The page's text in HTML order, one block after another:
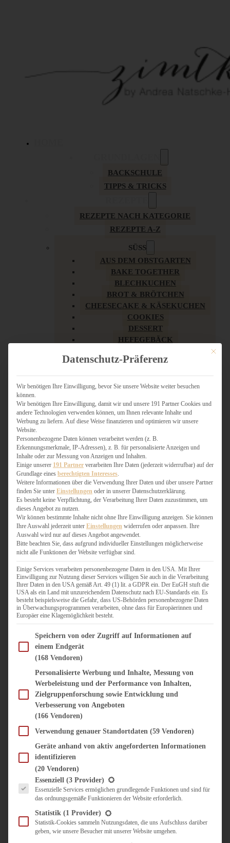
BACKSCHULE
TIPPS & TRICKS
REZEPTE NACH KATEGORIE
REZEPTE A-Z
SÜSS
AUS DEM OBSTGARTEN
BAKE TOGETHER
BLECHKUCHEN
BROT & BRÖTCHEN
CHEESECAKE & KÄSEKUCHEN
COOKIES
DESSERT
HEFEGEBÄCK
KUCHEN
LOW CARB & GESÜNDER
MY AMERICAN BAKERY
SCHOKOLADIGES
SÜSSES HAUPTGERICHT
TÖRTCHEN
VEGAN SÜSS
WEIHNACHTSBÄCKEREI
HERZHAFT
BURGER & SANDWICHES
FIX AUF DEM TISCH
FLEISCH & FISCH
GRILLEN / BARBECUE
HERZHAFTES BACKEN
ONE-POT-GERICHTE
PASTA & NUDELGERICHTE
PIZZA, TARTES & QUICHES
REIS & RISOTTO
SALATE & SNACKS
SUPPENKASPEREIEN
VORSPEISEN
SÜSS & HERZHAFT
BROTAUFSTRICH
DIPS, SAUCEN, CHUTNEYS
KÜCHENGESCHENKE
UNTERWEGS
KULINARISCH UNTERWEGS
ÜBER MICH
Mit
Datenschutz-Präferenz
Wir benötigen Ihre Einwilligung, bevor Sie unsere Website weiter besuchen
können.
Wir benötigen Ihre Einwilligung, damit wir und unsere 191 Partner Cookies und
andere Technologien verwenden können, um Ihnen relevante Inhalte und
Werbung zu liefern. Auf diese Weise finanzieren und optimieren wir unsere
Website.
Personenbezogene Daten können verarbeitet werden (z. B.
Erkennungsmerkmale, IP-Adressen), z. B. für personalisierte Anzeigen und
Inhalte oder zur Messung von Anzeigen und Inhalten.
Einige unserer 191 Partner verarbeiten Ihre Daten (jederzeit widerrufbar) auf der
Grundlage eines berechtigten Interesses
Weitere Informationen über die Verwendung Ihrer Daten und über unsere Partner
finden Sie unter Einstellungen oder in unserer Datenschutzerklärung.
Es besteht keine Verpflichtung, der Verarbeitung Ihrer Daten zuzustimmen, um
dieses Angebot zu nutzen.
Wir können bestimmte Inhalte nicht ohne Ihre Einwilligung anzeigen. Sie können
Ihre Auswahl jederzeit unter Einstellungen widerrufen oder anpassen. Ihre
Auswahl wird nur auf dieses Angebot angewendet.
Bitte beachten Sie, dass aufgrund individueller Einstellungen möglicherweise
nicht alle Funktionen der Website verfügbar sind.
Einige Services verarbeiten personenbezogene Daten in den USA. Mit Ihrer
Einwilligung zur Nutzung dieser Services willigen Sie auch in die Verarbeitung
Ihrer Daten in den USA gemäß Art. 49 (1) lit. a GDPR ein. Der EuGH stuft die
USA als ein Land mit unzureichendem Datenschutz nach EU-Standards ein. Es
besteht beispielsweise die Gefahr, dass US-Behörden personenbezogene Daten
in Überwachungsprogrammen verarbeiten, ohne dass für Europäerinnen und
Europäer eine Klagemöglichkeit besteht.
Im Folgenden finden Sie eine Liste der Zwecke des IAB Transparency and Consent
Speichern von oder Zugriff auf Informationen auf
einem Endgerät
(168 Vendoren)
Personalisierte Werbung und Inhalte, Messung von
Werbeleistung und der Performance von Inhalten,
Zielgruppenforschung sowie Entwicklung und
Verbesserung von Angeboten
(166 Vendoren)
Verwendung genauer Standortdaten (59 Vendoren)
Geräte anhand von aktiv angeforderten Informationen
identifizieren
(20 Vendoren)
Es folgt eine Liste der Service-Gruppen, für die eine Einwilligung erteilt werden
Essenziell (3 Provider)
Essenzielle Services ermöglichen grundlegende Funktionen und sind für
das ordnungsgemäße Funktionieren der Website erforderlich.
Statistik (1 Provider)
Statistik-Cookies sammeln Nutzungsdaten, die uns Aufschluss darüber
geben, wie unsere Besucher mit unserer Website umgehen.